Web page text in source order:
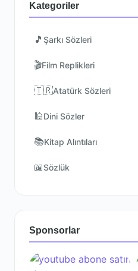
Kategoriler
🎵 Şarkı Sözleri
🎬Film Replikleri
🇹🇷Atatürk Sözleri
🕌Dini Sözler
📚Kitap Alıntıları
📖Sözlük
Sponsorlar